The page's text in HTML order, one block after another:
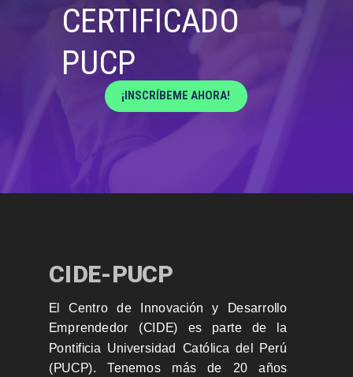
CIDE-PUCP
El Centro de Innovación y Desarrollo
Emprendedor (CIDE) es parte de la
Pontificia Universidad Católica del Perú
(PUCP). Tenemos más de 20 años
CERTIFICADO
PUCP
¡INSCRÍBEME AHORA!